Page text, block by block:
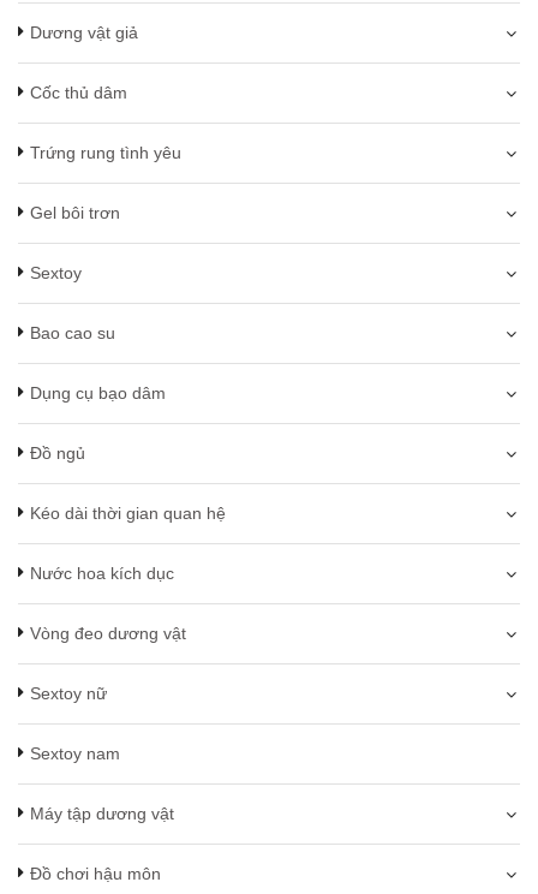
Dương vật giả
Cốc thủ dâm
Trứng rung tình yêu
Gel bôi trơn
Sextoy
Bao cao su
Dụng cụ bạo dâm
Đồ ngủ
Kéo dài thời gian quan hệ
Nước hoa kích dục
Vòng đeo dương vật
Sextoy nữ
Sextoy nam
Máy tập dương vật
Đồ chơi hậu môn